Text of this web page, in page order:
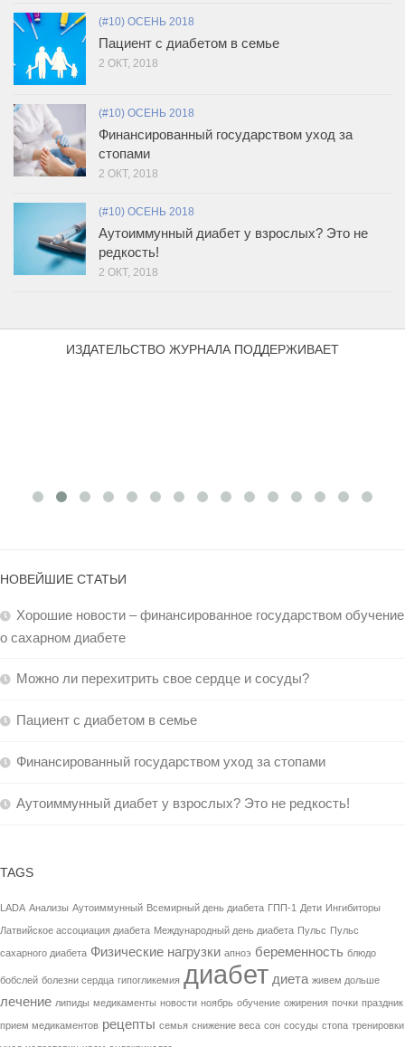
(#10) ОСЕНЬ 2018
Пациент с диабетом в семье
2 ОКТ, 2018
(#10) ОСЕНЬ 2018
Финансированный государством уход за
стопами
2 ОКТ, 2018
(#10) ОСЕНЬ 2018
Аутоиммунный диабет у взрослых? Это не
редкость!
2 ОКТ, 2018
ИЗДАТЕЛЬСТВО ЖУРНАЛА ПОДДЕРЖИВАЕТ
НОВЕЙШИЕ СТАТЬИ
Хорошие новости – финансированное государством обучение
о сахарном диабете
Можно ли перехитрить свое сердце и сосуды?
Пациент с диабетом в семье
Финансированный государством уход за стопами
Аутоиммунный диабет у взрослых? Это не редкость!
TAGS
LADA Анализы Аутоиммунный Всемирный день диабета ГПП-1 Дети Ингибиторы
Латвийское ассоциация диабета Международный день диабета Пульс Пульс
сахарного диабета Физические нагрузки апноэ беременность блюдо
бобслей болезни сердца гипогликемия диабет диета живем дольше
лечение липиды медикаменты новости ноябрь обучение ожирения почки праздник
прием медикаментов рецепты семья снижение веса сон сосуды стопа тренировки